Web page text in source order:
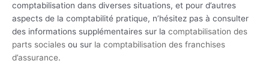
comptabilisation dans diverses situations, et pour d’autres
aspects de la comptabilité pratique, n’hésitez pas à consulter
des informations supplémentaires sur la comptabilisation des
parts sociales ou sur la comptabilisation des franchises
d’assurance.